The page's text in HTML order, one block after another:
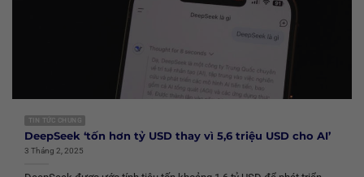
TIN TỨC CHUNG
DeepSeek ‘tốn hơn tỷ USD thay vì 5,6 triệu USD cho AI’
3 Tháng 2, 2025